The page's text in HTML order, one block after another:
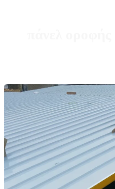
Κλίση
στέγης
με
πάνελ
|
Οδηγίες
τοποθέτησης
πάνελ